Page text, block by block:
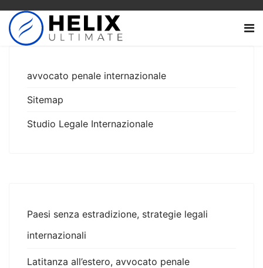
avvocato penale internazionale
Sitemap
Studio Legale Internazionale
Paesi senza estradizione, strategie legali
internazionali
Latitanza all’estero, avvocato penale